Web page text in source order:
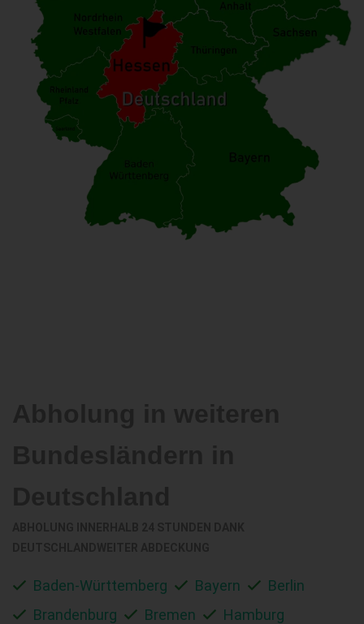
Baden-Württemberg Bayern
Berlin
Brandenburg
Bremen
Hamburg